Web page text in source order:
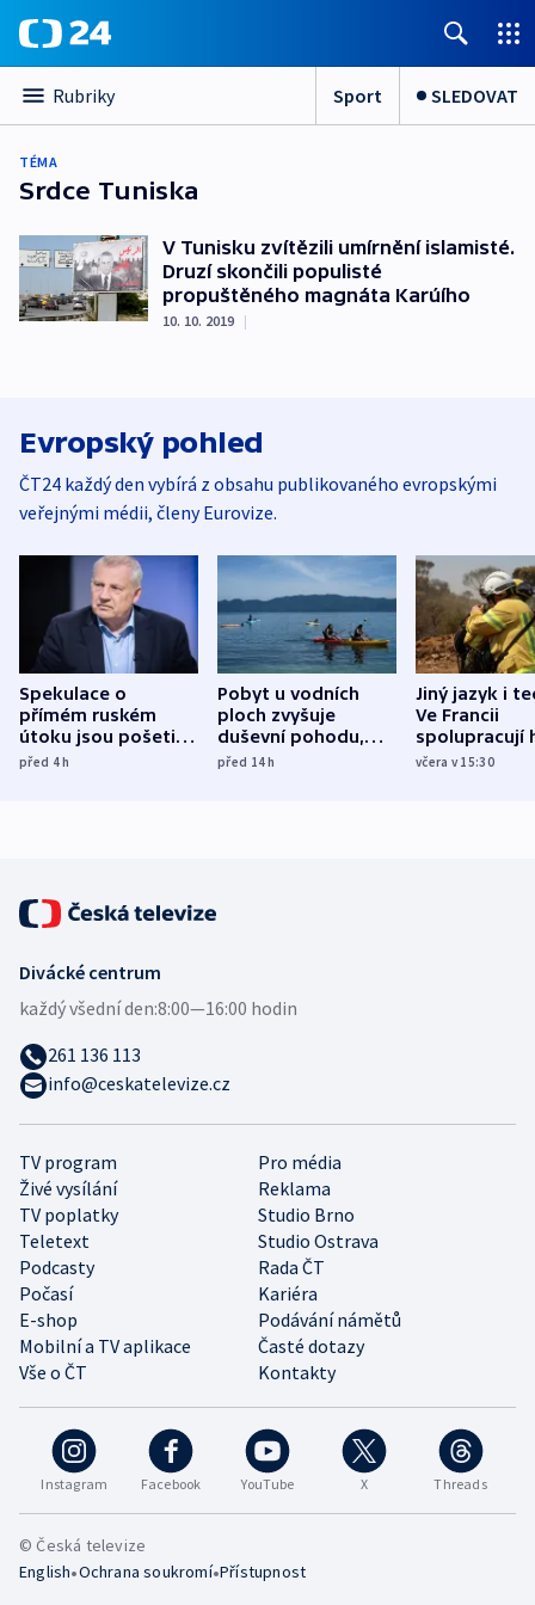
Rubriky Sport SLEDOVAT
TÉMA
Srdce Tuniska
V Tunisku zvítězili umírnění islamisté.
Druzí skončili populisté
propuštěného magnáta Karúího
10. 10. 2019 |
Evropský pohled
ČT24 každý den vybírá z obsahu publikovaného evropskými
veřejnými médii, členy Eurovize.
Spekulace o
přímém ruském
útoku jsou pošetilé,
míní estonský
před 4h
Pobyt u vodních
ploch zvyšuje
duševní pohodu,
ukázala
před 14h
Jiný jazyk i
Ve Francii
spolupracují
různých zemí
včera v 15:30
Instagram Facebook YouTube X Threads
TV program
Pro média
Živé vysílání
Reklama
TV poplatky
Studio Brno
Teletext
Studio Ostrava
Podcasty
Rada ČT
Počasí
Kariéra
E-shop
Podávání námětů
Mobilní a TV aplikace
Časté dotazy
Vše o ČT
Kontakty
Divácké centrum
každý všední den:8:00—16:00 hodin
261 136 113
info@ceskatelevize.cz
© Česká televize
English•Ochrana soukromí•Přístupnost